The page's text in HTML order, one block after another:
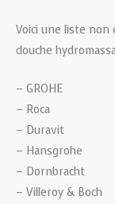
Voici une liste non
douche
– GROHE
– Roca
– Duravit
– Hansgrohe
– Dornbracht
– Villeroy & Boch